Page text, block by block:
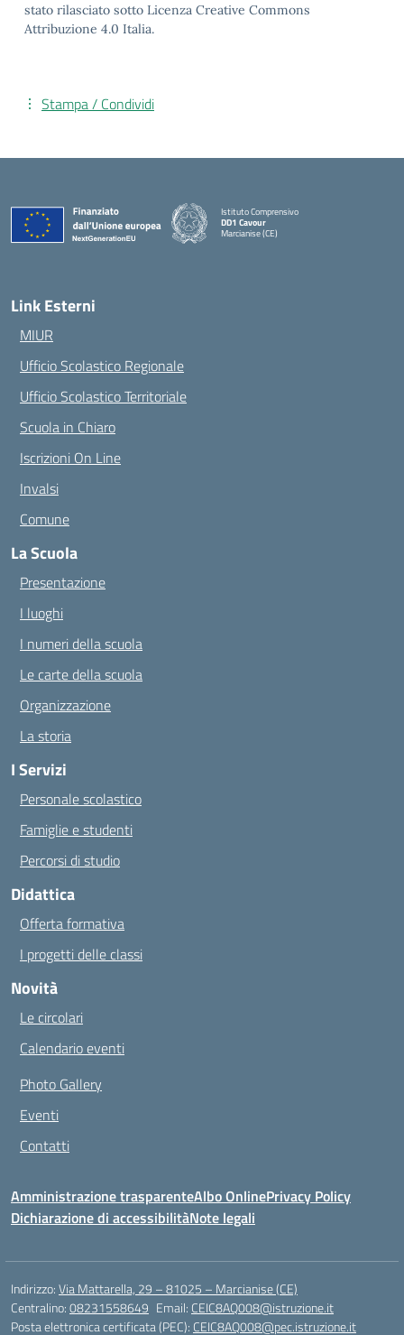
stato rilasciato sotto Licenza Creative Commons
Attribuzione 4.0 Italia.
Stampa / Condividi
Istituto Comprensivo
DD1 Cavour
Marcianise (CE)
Link Esterni
MIUR
Ufficio Scolastico Regionale
Ufficio Scolastico Territoriale
Scuola in Chiaro
Iscrizioni On Line
Invalsi
Comune
La Scuola
Presentazione
I luoghi
I numeri della scuola
Le carte della scuola
Organizzazione
La storia
I Servizi
Personale scolastico
Famiglie e studenti
Percorsi di studio
Didattica
Offerta formativa
I progetti delle classi
Novità
Le circolari
Calendario eventi
Photo Gallery
Eventi
Contatti
Amministrazione trasparenteAlbo OnlinePrivacy Policy
Dichiarazione di accessibilitàNote legali
Indirizzo:Via Mattarella, 29 – 81025 – Marcianise (CE)
Centralino:08231558649 Email: CEIC8AQ008@istruzione.it
Posta elettronica certificata (PEC): CEIC8AQ008@pec.istruzione.it